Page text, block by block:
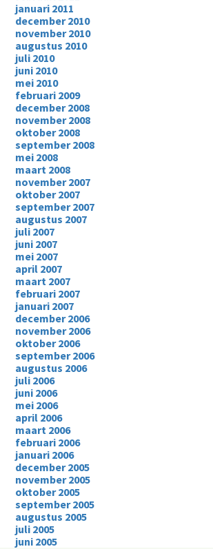
januari 2011
december 2010
november 2010
augustus 2010
juli 2010
juni 2010
mei 2010
februari 2009
december 2008
november 2008
oktober 2008
september 2008
mei 2008
maart 2008
november 2007
oktober 2007
september 2007
augustus 2007
juli 2007
juni 2007
mei 2007
april 2007
maart 2007
februari 2007
januari 2007
december 2006
november 2006
oktober 2006
september 2006
augustus 2006
juli 2006
juni 2006
mei 2006
april 2006
maart 2006
februari 2006
januari 2006
december 2005
november 2005
oktober 2005
september 2005
augustus 2005
juli 2005
juni 2005